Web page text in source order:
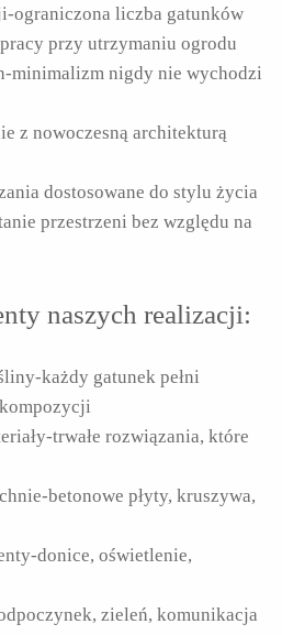
ograniczona liczba gatunków
przy utrzymaniu ogrodu
minimalizm nigdy nie wychodzi
z nowoczesną architekturą
dostosowane do stylu życia
przestrzeni bez względu na
naszych realizacji:
każdy gatunek pełni
trwałe rozwiązania, które
betonowe płyty, kruszywa,
donice, oświetlenie,
zieleń, komunikacja